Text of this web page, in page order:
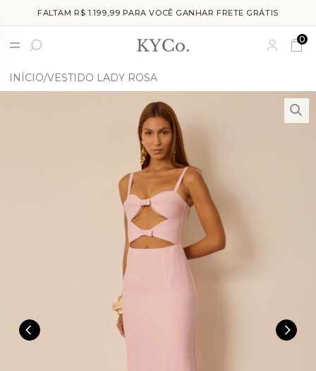
FALTAM R$ 1.199,99 PARA VOCÊ GANHAR FRETE GRÁTIS
0
INÍCIO VESTIDO LADY ROSA